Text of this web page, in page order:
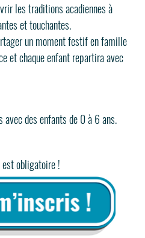
les traditions acadiennes à
et touchantes.
un moment festif en famille
et chaque enfant repartira avec
avec des enfants de 0 à 6 ans.
obligatoire !